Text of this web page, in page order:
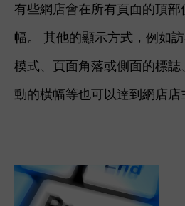
有些網店會在所有頁面的頂
幅。 其他的顯示方式，例如
模式、頁面角落或側面的標
動的橫幅等也可以達到網店店